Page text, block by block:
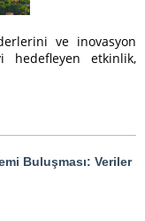
ve inovasyon
hedefleyen etkinlik,
Buluşması: Veriler